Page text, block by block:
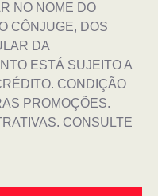
NO NOME DO
CÔNJUGE, DOS
DA
ESTÁ SUJEITO A
CONDIÇÃO
PROMOÇÕES.
CONSULTE